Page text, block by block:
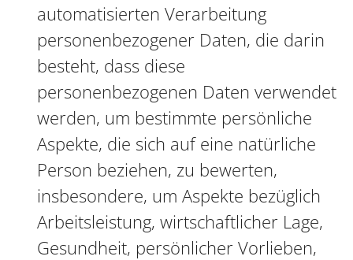
automatisierten Verarbeitung
personenbezogener Daten, die darin
besteht, dass diese
personenbezogenen Daten verwendet
werden, um bestimmte persönliche
Aspekte, die sich auf eine natürliche
Person beziehen, zu bewerten,
insbesondere, um Aspekte bezüglich
Arbeitsleistung, wirtschaftlicher Lage,
Gesundheit, persönlicher Vorlieben,